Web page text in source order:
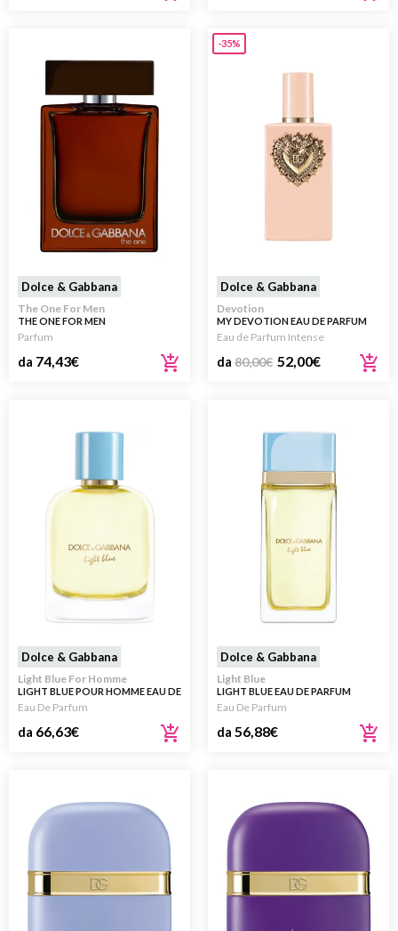
Dolce & Gabbana
The One For Men
THE ONE FOR MEN
Parfum
da 74,43€
-35%
Dolce & Gabbana
Devotion
MY DEVOTION EAU DE PARFUM
INTENSE
Eau de Parfum Intense
da 80,00€ 52,00€
Dolce & Gabbana
Light Blue For Homme
LIGHT BLUE POUR HOMME EAU DE
PARFUM
Eau De Parfum
da 66,63€
Dolce & Gabbana
Light Blue
LIGHT BLUE EAU DE PARFUM
Eau De Parfum
da 56,88€